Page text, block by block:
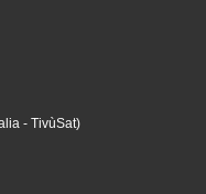
- TivùSat)